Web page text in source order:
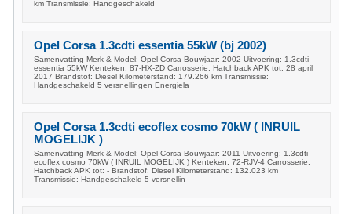
km Transmissie: Handgeschakeld
Opel Corsa 1.3cdti essentia 55kW (bj 2002)
Samenvatting Merk & Model: Opel Corsa Bouwjaar: 2002 Uitvoering: 1.3cdti
essentia 55kW Kenteken: 87-HX-ZD Carrosserie: Hatchback APK tot: 28 april
2017 Brandstof: Diesel Kilometerstand: 179.266 km Transmissie:
Handgeschakeld 5 versnellingen Energiela
Opel Corsa 1.3cdti ecoflex cosmo 70kW ( INRUIL
MOGELIJK )
Samenvatting Merk & Model: Opel Corsa Bouwjaar: 2011 Uitvoering: 1.3cdti
ecoflex cosmo 70kW ( INRUIL MOGELIJK ) Kenteken: 72-RJV-4 Carrosserie:
Hatchback APK tot: - Brandstof: Diesel Kilometerstand: 132.023 km
Transmissie: Handgeschakeld 5 versnellin